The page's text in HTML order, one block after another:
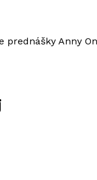
prednášky Anny